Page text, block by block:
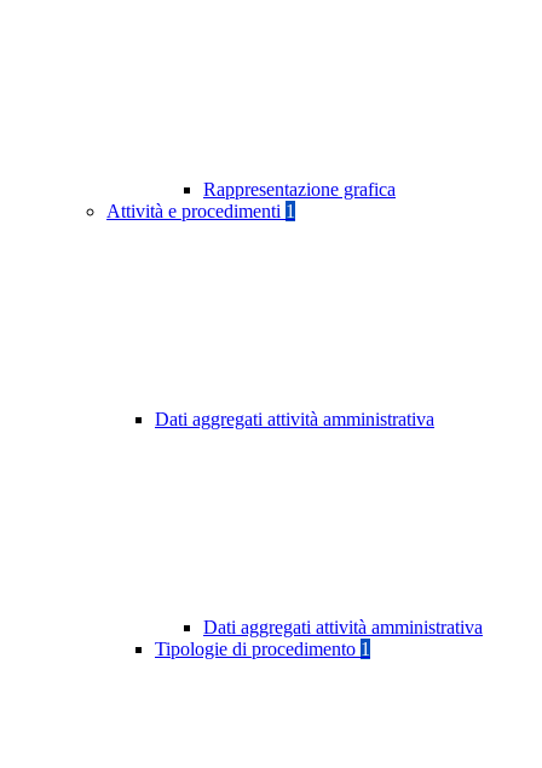
Rappresentazione grafica
Attività e procedimenti 1
Dati aggregati attività amministrativa
Dati aggregati attività amministrativa
Tipologie di procedimento 1